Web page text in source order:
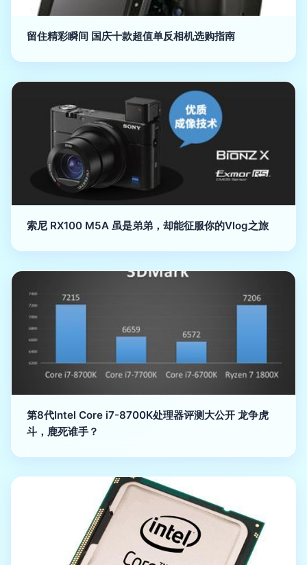
留住精彩瞬间 国庆十款超值单反相机选购指南
索尼 RX100 M5A 虽是弟弟，却能征服你的Vlog之旅
第8代Intel Core i7-8700K处理器评测大公开 龙争虎
斗，鹿死谁手？